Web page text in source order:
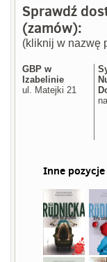
Sprawdź
(zamów):
(kliknij w nazwę
GBP w
Izabelinie
ul. Matejki 21
Inne